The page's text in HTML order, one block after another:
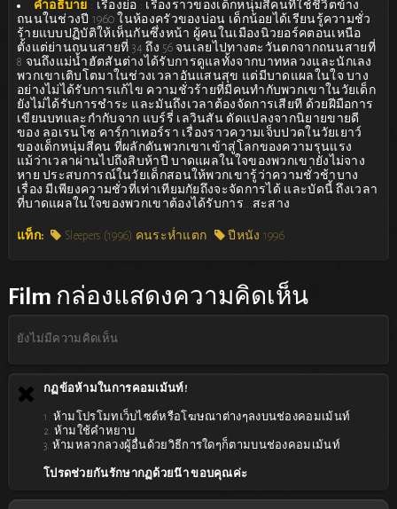
คำอธิบาย : เรื่องย่อ : เรื่องราวของเด็กหนุ่มสี่คนที่ใช้ชีวิตข้าง
ถนนในช่วงปี 1960 ในห้องครัวของบ่อน เด็กน้อยได้เรียนรู้ความชั่ว
ร้ายแบบปฏิบัติให้เห็นกันซึ่งหน้า ผู้คนในเมืองนิวยอร์คตอนเหนือ
ตั้งแต่ย่านถนนสายที่ 34 ถึง 56 จนเลยไปทางตะวันตกจากถนนสายที่
8 จนถึงแม่น้ำฮัตสันต่างได้รับการดูแลทั้งจากบาทหลวงและนักเลง
พวกเขาเติบโตมาในช่วงเวลาอันแสนสุข แต่มีบาดแผลในใจ บาง
อย่างไม่ได้รับการแก้ไข ความชั่วร้ายที่มีคนทำกับพวกเขาในวัยเด็ก
ยังไม่ได้รับการชำระ และมันถึงเวลาต้องจัดการเสียที ด้วยฝีมือการ
เขียนบทและกำกับจาก แบร์รี่ เลวินสัน ดัดแปลงจากนิยายขายดี
ของ ลอเรนโซ คาร์กาเทอร์รา เรื่องราวความเจ็บปวดในวัยเยาว์
ของเด็กหนุ่มสี่คน ที่ผลักดันพวกเขาเข้าสู่โลกของความรุนแรง
แม้ว่าเวลาผ่านไปถึงสิบห้าปี บาดแผลในใจของพวกเขายังไม่จาง
หาย ประสบการณ์ในวัยเด็กสอนให้พวกเขารู้ว่าความชั่วช้าบาง
เรื่อง มีเพียงความชั่วที่เท่าเทียมกัยถึงจะจัดการได้ และบัดนี้ ถึงเวลา
ที่บาดแผลในใจของพวกเขาต้องได้รับการ...สะสาง
แท็ก: Sleepers (1996) คนระห่ำแตก ปีหนัง 1996
Film กล่องแสดงความคิดเห็น
ยังไม่มีความคิดเห็น
กฏข้อห้ามในการคอมเม้นท์!
1. ห้ามโปรโมทเว็บไซต์หรือโฆษณาต่างๆลงบนช่องคอมเม้นท์
2. ห้ามใช้คำหยาบ
3. ห้ามหลวกลวงผู้อื่นด้วยวิธีการใดๆก็ตามบนช่องคอมเม้นท์
โปรดช่วยกันรักษากฏด้วยน๊า ขอบคุณค่ะ